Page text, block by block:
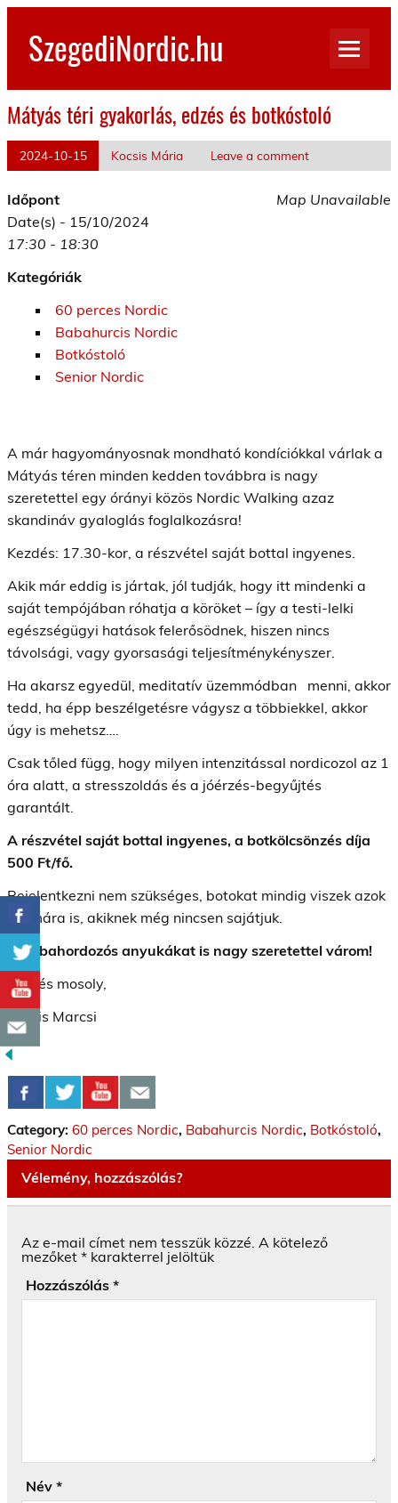
Skip
contentSzegediNordic.hu
Mátyás téri gyakorlás, edzés és botkóstoló
2024-10-15 Kocsis Mária Leave a comment
Map Unavailable
Időpont
Date(s) - 15/10/2024
17:30 - 18:30
Kategóriák
60 perces Nordic
Babahurcis Nordic
Botkóstoló
Senior Nordic
A már hagyományosnak mondható kondíciókkal várlak a
Mátyás téren minden kedden továbbra is nagy
szeretettel egy órányi közös Nordic Walking azaz
skandináv gyaloglás foglalkozásra!
Kezdés: 17.30-kor, a részvétel saját bottal ingyenes.
Akik már eddig is jártak, jól tudják, hogy itt mindenki a
saját tempójában róhatja a köröket – így a testi-lelki
egészségügyi hatások felerősödnek, hiszen nincs
távolsági, vagy gyorsasági teljesítménykényszer.
Ha akarsz egyedül, meditatív üzemmódban menni, akkor
tedd, ha épp beszélgetésre vágysz a többiekkel, akkor
úgy is mehetsz….
Csak tőled függ, hogy milyen intenzitással nordicozol az 1
óra alatt, a stresszoldás és a jóérzés-begyűjtés
garantált.
A részvétel saját bottal ingyenes, a botkölcsönzés díja
500 Ft/fő.
Bejelentkezni nem szükséges, botokat mindig viszek azok
számára is, akiknek még nincsen sajátjuk.
A babahordozós anyukákat is nagy szeretettel várom!
Üdv és mosoly,
Kocsis Marcsi
Category: 60 perces Nordic, Babahurcis Nordic, Botkóstoló,
Senior Nordic
Vélemény, hozzászólás?
Az e-mail címet nem tesszük közzé. A kötelező
mezőket * karakterrel jelöltük
Hozzászólás *
Név *